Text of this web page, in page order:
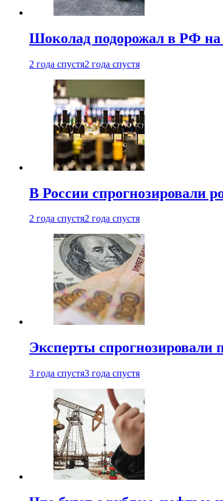
Шоколад подорожал в РФ на
2 года спустя2 года спустя
В России спрогнозировали
2 года спустя2 года спустя
Эксперты спрогнозировали
3 года спустя3 года спустя